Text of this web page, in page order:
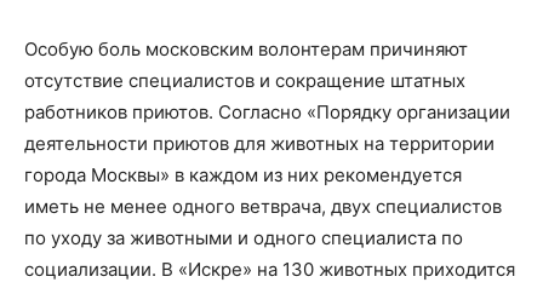
Особую боль московским волонтерам причиняют
отсутствие специалистов и сокращение штатных
работников приютов. Согласно «Порядку организации
деятельности приютов для животных на территории
города Москвы» в каждом из них рекомендуется
иметь не менее одного ветврача, двух специалистов
по уходу за животными и одного специалиста по
социализации. В «Искре» на 130 животных приходится